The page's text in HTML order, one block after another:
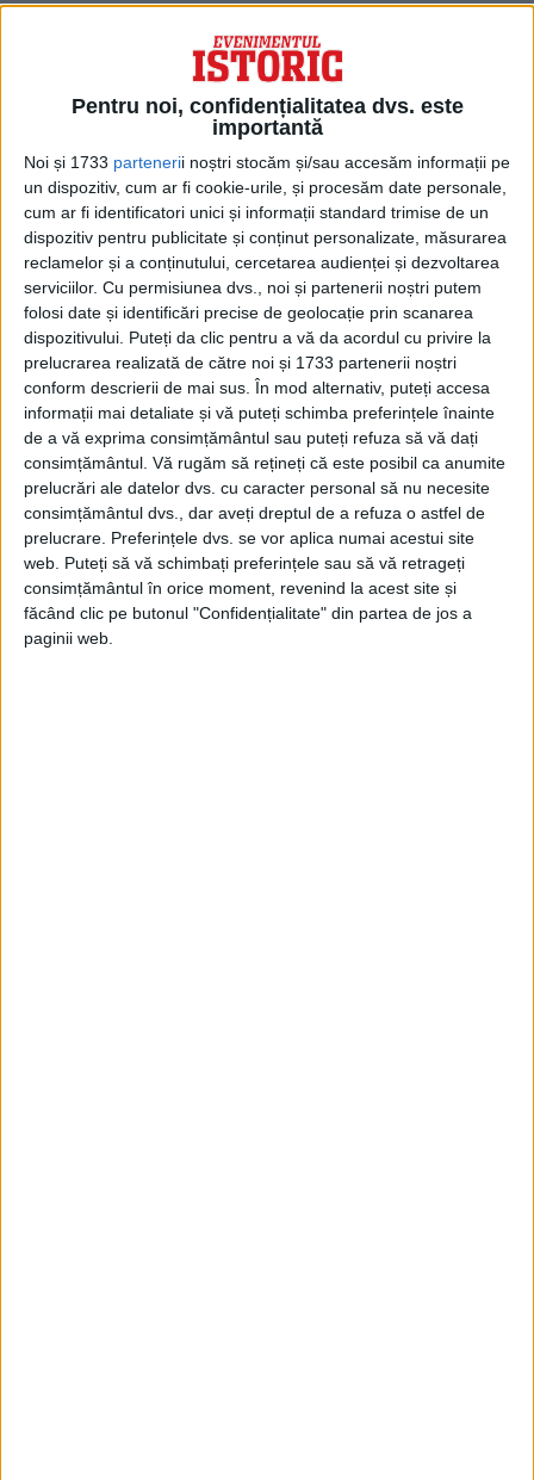
Pentru noi, confidențialitatea dvs. este
importantă
Noi și 1733 partenerii noștri stocăm și/sau accesăm informații pe
un dispozitiv, cum ar fi cookie-urile, și procesăm date personale,
cum ar fi identificatori unici și informații standard trimise de un
dispozitiv pentru publicitate și conținut personalizate, măsurarea
reclamelor și a conținutului, cercetarea audienței și dezvoltarea
serviciilor. Cu permisiunea dvs., noi și partenerii noștri putem
folosi date și identificări precise de geolocație prin scanarea
dispozitivului. Puteți da clic pentru a vă da acordul cu privire la
prelucrarea realizată de către noi și 1733 partenerii noștri
conform descrierii de mai sus. În mod alternativ, puteți accesa
informații mai detaliate și vă puteți schimba preferințele înainte
de a vă exprima consimțământul sau puteți refuza să vă dați
consimțământul. Vă rugăm să rețineți că este posibil ca anumite
prelucrări ale datelor dvs. cu caracter personal să nu necesite
consimțământul dvs., dar aveți dreptul de a refuza o astfel de
prelucrare. Preferințele dvs. se vor aplica numai acestui site
web. Puteți să vă schimbați preferințele sau să vă retrageți
consimțământul în orice moment, revenind la acest site și
făcând clic pe butonul "Confidențialitate" din partea de jos a
paginii web.
cap pentru a captura prada și un corp care
le ajuta să înoate.”
„Aceste animale au avut un impact mare
asupra ecosistemelor de pe fundul mării.
Membrele lor din față arătau ca niște
greble stivuite și au fost foarte eficiente în
a aduce tot ce capturau „, a adăugat
Caron.
Unele specii aveau capetele mari, iar
Titanokorys avea unul dintre cele mai mari
capete. Din păcate, oamenii de știință nu
cunosc foarte multe detalii privind
varietatea de dimensiuni și forme ale
carapacei craniului, însă cel al lui
Titanokorys a fost probabil conceput
pentru a-l ajuta să se hrănească pe fundul